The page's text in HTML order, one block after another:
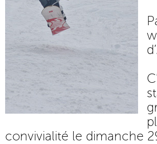
convivialité le dimanche